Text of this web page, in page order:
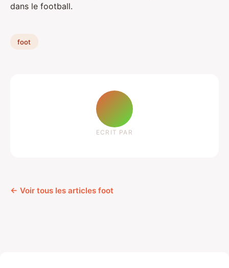
dans le football.
foot
ECRIT PAR
← Voir tous les articles foot